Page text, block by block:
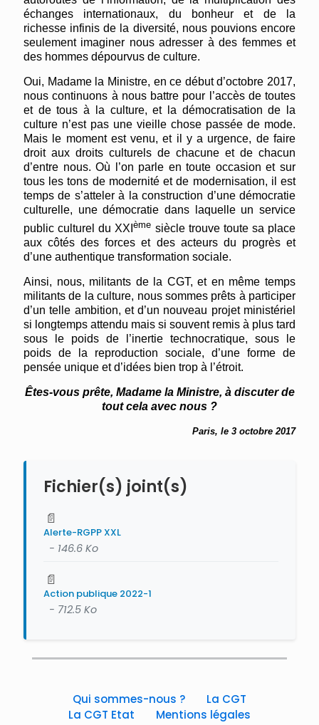
échanges internationaux, du bonheur et de la
richesse infinis de la diversité, nous pouvions encore
seulement imaginer nous adresser à des femmes et
des hommes dépourvus de culture.
Oui, Madame la Ministre, en ce début d’octobre 2017,
nous continuons à nous battre pour l’accès de toutes
et de tous à la culture, et la démocratisation de la
culture n’est pas une vieille chose passée de mode.
Mais le moment est venu, et il y a urgence, de faire
droit aux droits culturels de chacune et de chacun
d’entre nous. Où l’on parle en toute occasion et sur
tous les tons de modernité et de modernisation, il est
temps de s’atteler à la construction d’une démocratie
culturelle, une démocratie dans laquelle un service
public culturel du XXIème siècle trouve toute sa place
aux côtés des forces et des acteurs du progrès et
d’une authentique transformation sociale.
Ainsi, nous, militants de la CGT, et en même temps
militants de la culture, nous sommes prêts à participer
d’un telle ambition, et d’un nouveau projet ministériel
si longtemps attendu mais si souvent remis à plus tard
sous le poids de l’inertie technocratique, sous le
poids de la reproduction sociale, d’une forme de
pensée unique et d’idées bien trop à l’étroit.
Êtes-vous prête, Madame la Ministre, à discuter de
tout cela avec nous ?
Paris, le 3 octobre 2017
Fichier(s) joint(s)
📄
Alerte-RGPP XXL
- 146.6 Ko
📄
Action publique 2022-1
- 712.5 Ko
Qui sommes-nous ?
La CGT
La CGT Etat
Mentions légales